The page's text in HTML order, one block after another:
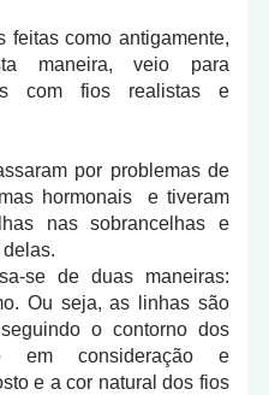
feitas como antigamente,
maneira, veio para
com fios realistas e
por problemas de
hormonais e tiveram
nas sobrancelhas e
se de duas maneiras:
Ou seja, as linhas são
o contorno dos
em consideração e
e a cor natural dos fios